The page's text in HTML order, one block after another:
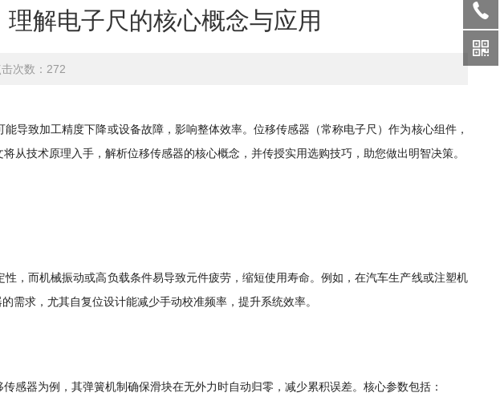
解电子尺的核心概念与应用
次数：272
导致加工精度下降或设备故障，影响整体效率。位移传感器（常称电子尺）作为核心组件，
技术原理入手，解析位移传感器的核心概念，并传授实用选购技巧，助您做出明智决策。
，而机械振动或高负载条件易导致元件疲劳，缩短使用寿命。例如，在汽车生产线或注塑机
需求，尤其自复位设计能减少手动校准频率，提升系统效率。
感器为例，其弹簧机制确保滑块在无外力时自动归零，减少累积误差。核心参数包括：